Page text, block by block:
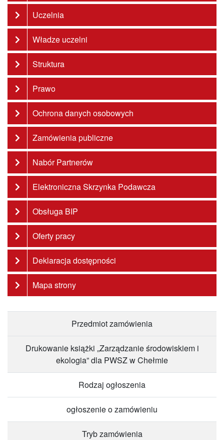
Uczelnia
Władze uczelni
Struktura
Prawo
Ochrona danych osobowych
Zamówienia publiczne
Nabór Partnerów
Elektroniczna Skrzynka Podawcza
Obsługa BIP
Oferty pracy
Deklaracja dostępności
Mapa strony
Przedmiot zamówienia
Drukowanie książki „Zarządzanie środowiskiem i
ekologia” dla PWSZ w Chełmie
Rodzaj ogłoszenia
ogłoszenie o zamówieniu
Tryb zamówienia